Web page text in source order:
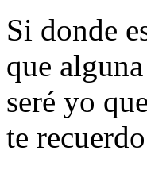
Si donde
que
seré yo
te